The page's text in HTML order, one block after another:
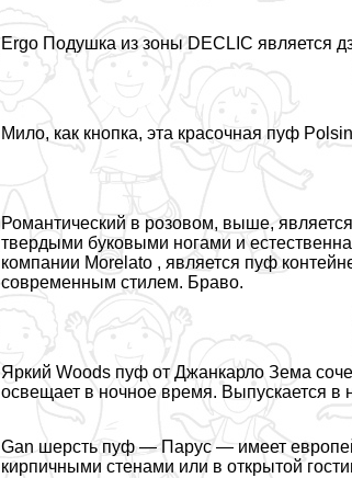
Ergo Подушка из зоны DECLIC является
Мило, как кнопка, эта красочная пуф
Романтический в розовом, выше,
твердыми буковыми ногами и
компании Morelato , является пуф
современным стилем. Браво.
Яркий Woods пуф от Джанкарло Зема
освещает в ночное время. Выпускается в
Gan шерсть пуф — Парус — имеет
кирпичными стенами или в открытой